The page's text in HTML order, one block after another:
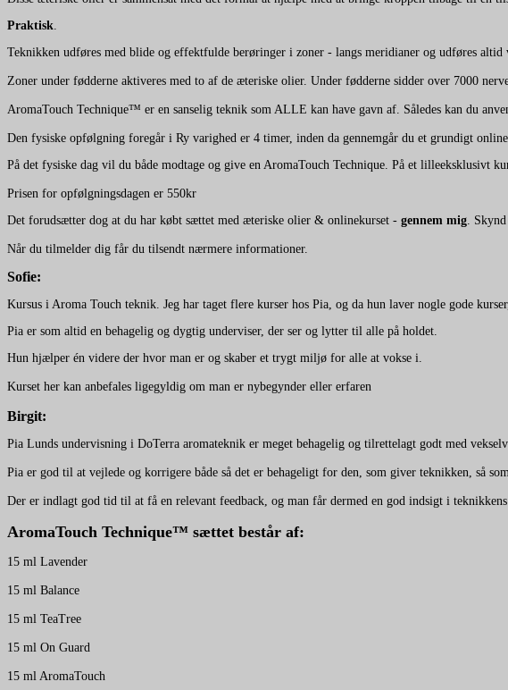
Praktisk.
Teknikken udføres med blide og effektfulde berøringer i zoner - langs meridianer og udføres
Zoner under fødderne aktiveres med to af de æteriske olier. Under fødderne sidder over 7000
AromaTouch Technique™ er en sanselig teknik som ALLE kan have gavn af. Således kan du
Den fysiske opfølgning foregår i Ry varighed er 4 timer, inden da gennemgår du et grundigt
På det fysiske dag vil du både modtage og give en AromaTouch Technique. På et lilleeksklusivt
Prisen for opfølgningsdagen er 550kr
Det forudsætter dog at du har købt sættet med æteriske olier & onlinekurset - gennem mig.
Når du tilmelder dig får du tilsendt nærmere informationer.
Sofie:
Kursus i Aroma Touch teknik. Jeg har taget flere kurser hos Pia, og da hun laver nogle gode
Pia er som altid en behagelig og dygtig underviser, der ser og lytter til alle på holdet.
Hun hjælper én videre der hvor man er og skaber et trygt miljø for alle at vokse i.
Kurset her kan anbefales ligegyldig om man er nybegynder eller erfaren
Birgit:
Pia Lunds undervisning i DoTerra aromateknik er meget behagelig og tilrettelagt godt med
Pia er god til at vejlede og korrigere både så det er behageligt for den, som giver teknikken, så
Der er indlagt god tid til at få en relevant feedback, og man får dermed en god indsigt i
AromaTouch Technique™ sættet består af:
15 ml Lavender
15 ml Balance
15 ml TeaTree
15 ml On Guard
15 ml AromaTouch